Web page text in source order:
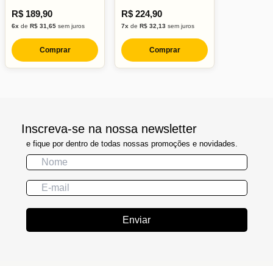
R$ 189,90
6x de R$ 31,65 sem juros
Comprar
R$ 224,90
7x de R$ 32,13 sem juros
Comprar
Inscreva-se na nossa newsletter
e fique por dentro de todas nossas promoções e novidades.
Enviar